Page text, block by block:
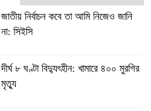
জাতীয় নির্বাচন কবে তা আমি নিজেও জানি
না: সিইসি
দীর্ঘ ৮ ঘণ্টা বিদ্যুৎহীন: খামারে ৪০০ মুরগির
মৃত্যু